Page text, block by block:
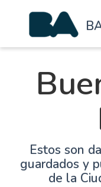
Estos son
guardados y
de la